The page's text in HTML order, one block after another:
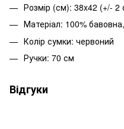
Розмір (см): 38x42 (+/- 2
Матеріал: 100%
Колір сумки: червоний
Ручки: 70 см
Відгуки